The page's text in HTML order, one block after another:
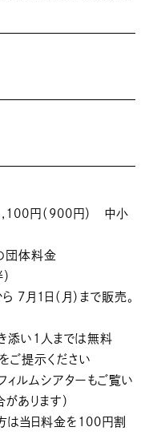
円（900円） 中小
体料金
月1日（月）まで販売。
添い1人までは無料
提示ください
ルムシアターもご覧い
あります）
は当日料金を100円割